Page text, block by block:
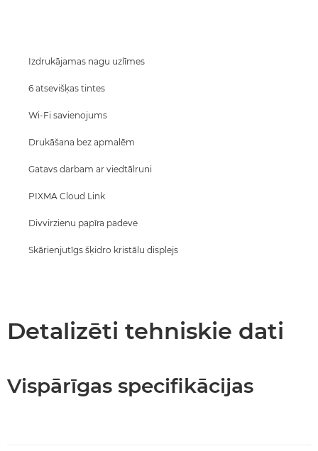
Izdrukājamas nagu uzlīmes
6 atsevišķas tintes
Wi-Fi savienojums
Drukāšana bez apmalēm
Gatavs darbam ar viedtālruni
PIXMA Cloud Link
Divvirzienu papīra padeve
Skārienjutīgs šķidro kristālu displejs
Detalizēti tehniskie dati
Vispārīgas specifikācijas